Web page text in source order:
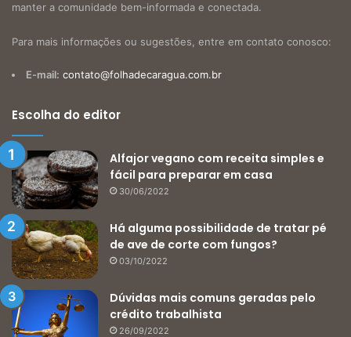
manter a comunidade bem-informada e conectada.
Para mais informações ou sugestões, entre em contato conosco:
E-mail: contato@folhadecaragua.com.br
Escolha do editor
Alfajor vegano com receita simples e
fácil para preparar em casa
30/06/2022
Há alguma possibilidade de tratar pé
de ave de corte com fungos?
03/10/2022
Dúvidas mais comuns geradas pelo
crédito trabalhista
26/09/2022